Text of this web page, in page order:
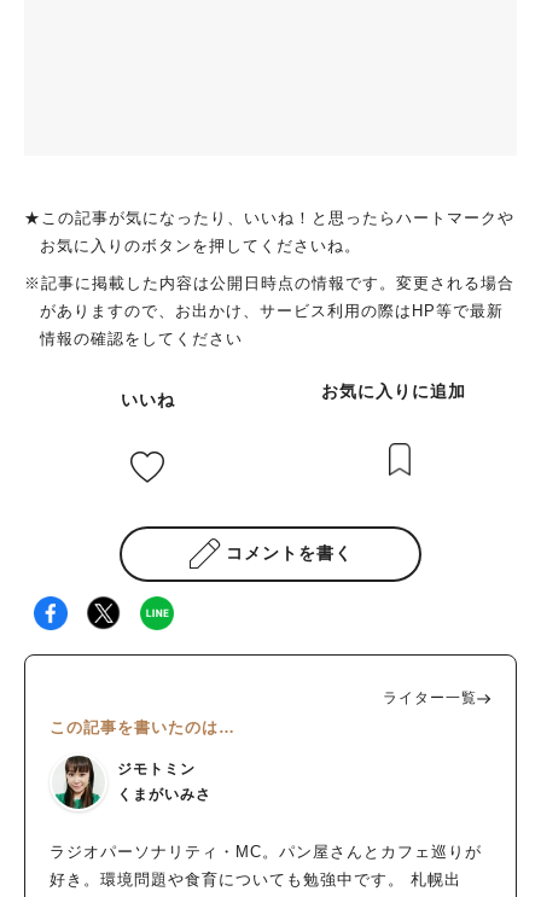
★この記事が気になったり、いいね！と思ったらハートマークや
お気に入りのボタンを押してくださいね。
※記事に掲載した内容は公開日時点の情報です。変更される場合
がありますので、お出かけ、サービス利用の際はHP等で最新
情報の確認をしてください
いいね お気に入りに追加
コメントを書く
ライター一覧
この記事を書いたのは…
ジモトミン
くまがいみさ
ラジオパーソナリティ・MC。パン屋さんとカフェ巡りが
好き。環境問題や食育についても勉強中です。 札幌出